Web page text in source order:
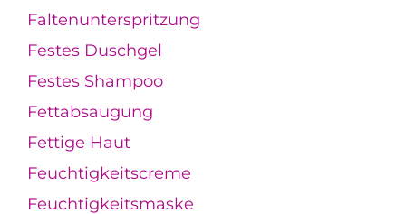
Faltenunterspritzung
Festes Duschgel
Festes Shampoo
Fettabsaugung
Fettige Haut
Feuchtigkeitscreme
Feuchtigkeitsmaske